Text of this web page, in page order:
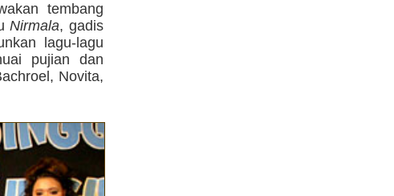
tembang
Nirmala, gadis
lagu-lagu
pujian dan
Novita,